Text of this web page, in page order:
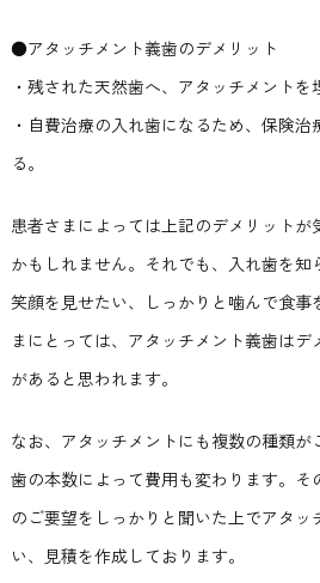
●アタッチメント義歯のデメリット
・残された天然歯へ、アタッチメントを
・自費治療の入れ歯になるため、保険
る。
患者さまによっては上記のデメリットが
かもしれません。それでも、入れ歯を知
笑顔を見せたい、しっかりと噛んで食事
まにとっては、アタッチメント義歯は
があると思われます。
なお、アタッチメントにも複数の種類が
歯の本数によって費用も変わります。そ
のご要望をしっかりと聞いた上でアタッ
い、見積を作成しております。